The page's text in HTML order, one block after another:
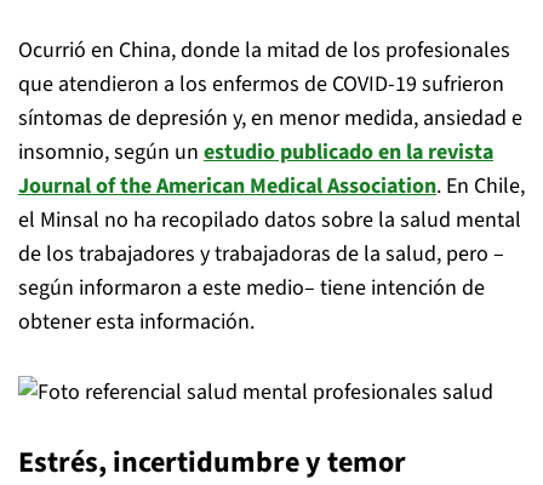
Ocurrió en China, donde la mitad de los profesionales
que atendieron a los enfermos de COVID-19 sufrieron
síntomas de depresión y, en menor medida, ansiedad e
insomnio, según un estudio publicado en la revista
Journal of the American Medical Association. En Chile,
el Minsal no ha recopilado datos sobre la salud mental
de los trabajadores y trabajadoras de la salud, pero –
según informaron a este medio– tiene intención de
obtener esta información.
Estrés, incertidumbre y temor